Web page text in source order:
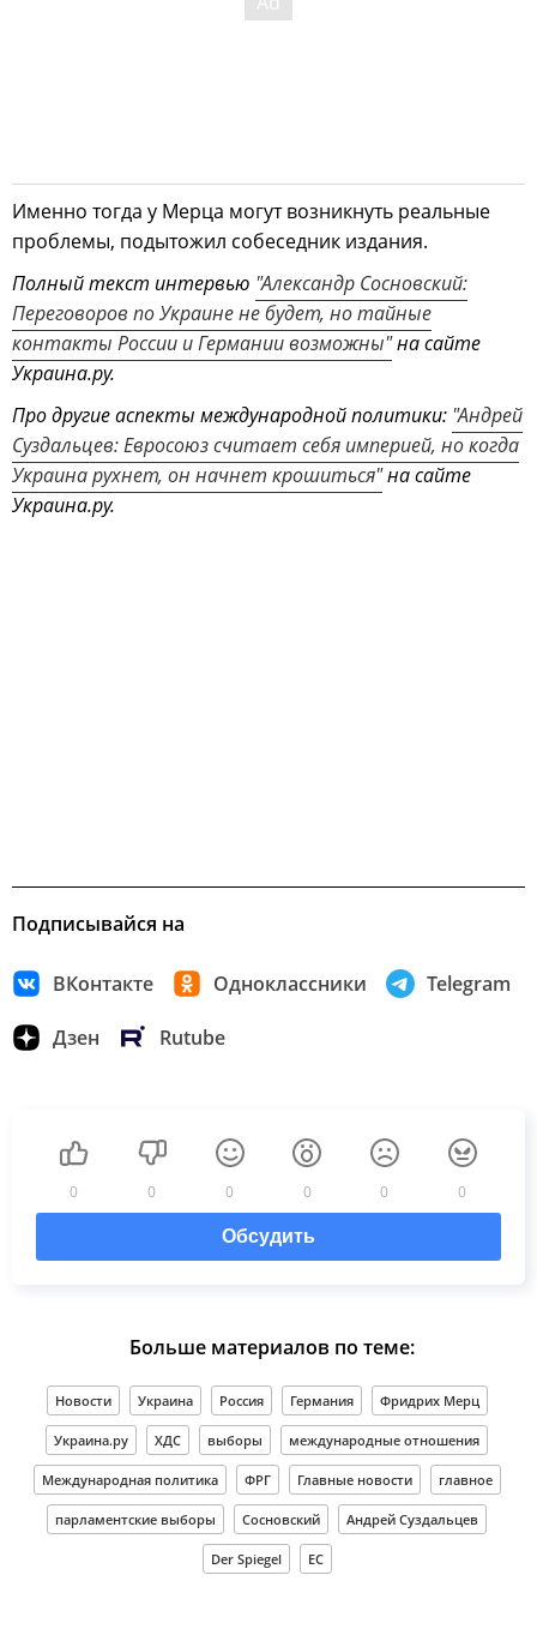
Именно тогда у Мерца могут возникнуть реальные
проблемы, подытожил собеседник издания.
Полный текст интервью "Александр Сосновский:
Переговоров по Украине не будет, но тайные
контакты России и Германии возможны"на сайте
Украина.ру.
Про другие аспекты международной политики: "Андрей
Суздальцев: Евросоюз считает себя империей, но когда
Украина рухнет, он начнет крошиться"на сайте
Украина.ру.
Подписывайся на
ВКонтакте Одноклассники Telegram
Дзен Rutube
0 0 0 0 0 0
Обсудить
Больше материалов по теме:
Новости Украина Россия Германия Фридрих Мерц
Украина.ру ХДС выборы международные отношения
Международная политика ФРГ Главные новости главное
парламентские выборы Сосновский Андрей Суздальцев
Der Spiegel ЕС